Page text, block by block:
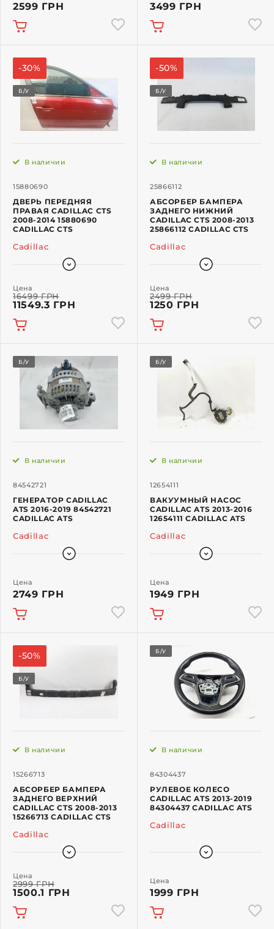
2599 ГРН 3499 ГРН
-30%
Б/У
15880690
В наличии
ДВЕРЬ ПЕРЕДНЯЯ
ПРАВАЯ CADILLAC CTS
2008-2014 15880690
CADILLAC CTS
Cadillac
Цена
16499 ГРН
11549.3 ГРН
-50%
Б/У
25866112
В наличии
АБСОРБЕР БАМПЕРА
ЗАДНЕГО НИЖНИЙ
CADILLAC CTS 2008-2013
25866112 CADILLAC CTS
Cadillac
Цена
2499 ГРН
1250 ГРН
Б/У
84542721
В наличии
ГЕНЕРАТОР CADILLAC
ATS 2016-2019 84542721
CADILLAC ATS
Cadillac
Цена
2749 ГРН
Б/У
12654111
В наличии
ВАКУУМНЫЙ НАСОС
CADILLAC ATS 2013-2016
12654111 CADILLAC ATS
Cadillac
Цена
1949 ГРН
-50%
Б/У
15266713
В наличии
АБСОРБЕР БАМПЕРА
ЗАДНЕГО ВЕРХНИЙ
CADILLAC CTS 2008-2013
15266713 CADILLAC CTS
Cadillac
Цена
2999 ГРН
1500.1 ГРН
Б/У
84304437
В наличии
РУЛЕВОЕ КОЛЕСО
CADILLAC ATS 2013-2019
84304437 CADILLAC ATS
Cadillac
Цена
1999 ГРН